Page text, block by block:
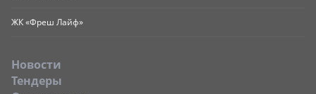
ЖК «Фреш Лайф»
Новости
Тендеры